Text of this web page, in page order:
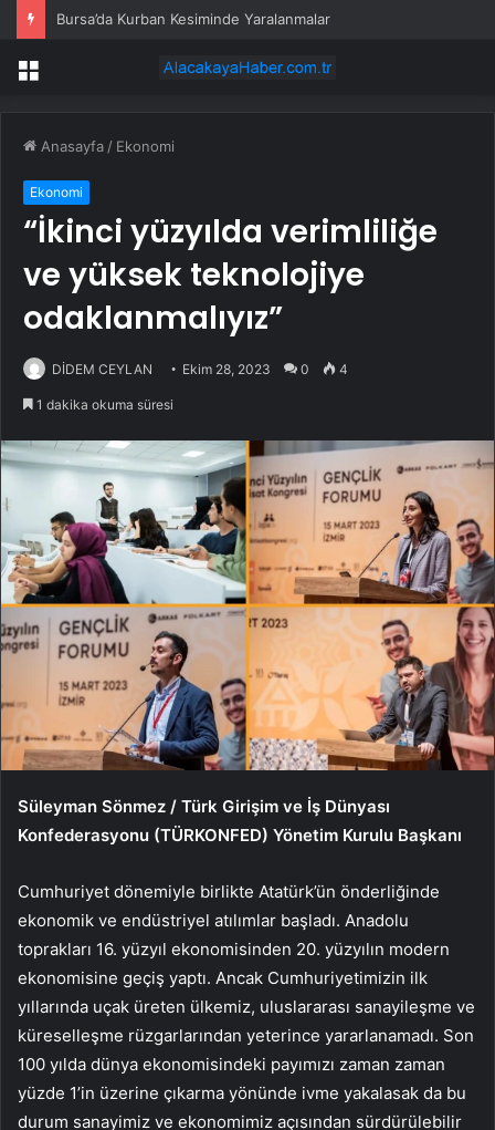
Bursa’da Kurban Kesiminde Yaralanmalar
Menü
Anasayfa / Ekonomi
Ekonomi
“İkinci yüzyılda verimliliğe
ve yüksek teknolojiye
odaklanmalıyız”
DİDEM CEYLAN Ekim 28, 2023 0 4
1 dakika okuma süresi
Süleyman Sönmez / Türk Girişim ve İş Dünyası
Konfederasyonu (TÜRKONFED) Yönetim Kurulu Başkanı
Cumhuriyet dönemiyle birlikte Atatürk’ün önderliğinde
ekonomik ve endüstriyel atılımlar başladı. Anadolu
toprakları 16. yüzyıl ekonomisinden 20. yüzyılın modern
ekonomisine geçiş yaptı. Ancak Cumhuriyetimizin ilk
yıllarında uçak üreten ülkemiz, uluslararası sanayileşme ve
küreselleşme rüzgarlarından yeterince yararlanamadı. Son
100 yılda dünya ekonomisindeki payımızı zaman zaman
yüzde 1’in üzerine çıkarma yönünde ivme yakalasak da bu
durum sanayimiz ve ekonomimiz açısından sürdürülebilir